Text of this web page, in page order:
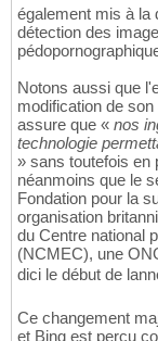
également mis à la
détection des
Notons aussi que
modification de
assure que « nos
technologie
» sans toutefois en
néanmoins que le
Fondation pour la
organisation
du Centre national
(NCMEC), une
dici le début de
Ce changement
et Bing est perçu